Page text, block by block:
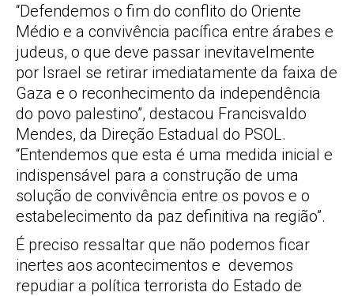
“Defendemos o fim do conflito do Oriente
Médio e a convivência pacífica entre árabes e
judeus, o que deve passar inevitavelmente
por Israel se retirar imediatamente da faixa de
Gaza e o reconhecimento da independência
do povo palestino”, destacou Francisvaldo
Mendes, da Direção Estadual do PSOL.
“Entendemos que esta é uma medida inicial e
indispensável para a construção de uma
solução de convivência entre os povos e o
estabelecimento da paz definitiva na região”.
É preciso ressaltar que não podemos ficar
inertes aos acontecimentos e devemos
repudiar a política terrorista do Estado de